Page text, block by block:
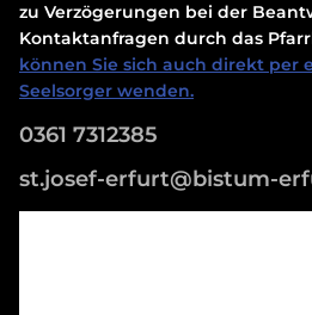
zu Verzögerungen bei der
Kontaktanfragen durch das
können Sie sich auch direkt per
Seelsorger wenden.
0361 7312385
st.josef-erfurt@bistum-